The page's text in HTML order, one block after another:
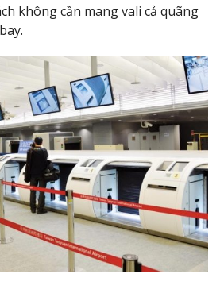
không cần mang vali cả quãng